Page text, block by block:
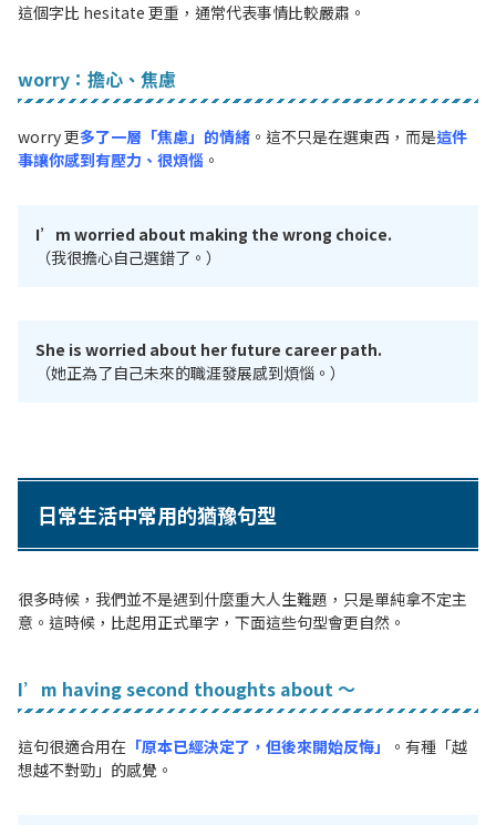
這個字比 hesitate 更重，通常代表事情比較嚴肅。
worry：擔心、焦慮
worry 更多了一層「焦慮」的情緒 。這不只是在選東西，而是這件
事讓你感到有壓力、很煩惱 。
I’m worried about making the wrong choice.
（我很擔心自己選錯了。）
She is worried about her future career path.
（她正為了自己未來的職涯發展感到煩惱。）
日常生活中常用的猶豫句型
很多時候，我們並不是遇到什麼重大人生難題，只是單純拿不定主
意。這時候，比起用正式單字，下面這些句型會更自然。
I’m having second thoughts about ～
這句很適合用在 「原本已經決定了，但後來開始反悔」
。有種「越
想越不對勁」的感覺。